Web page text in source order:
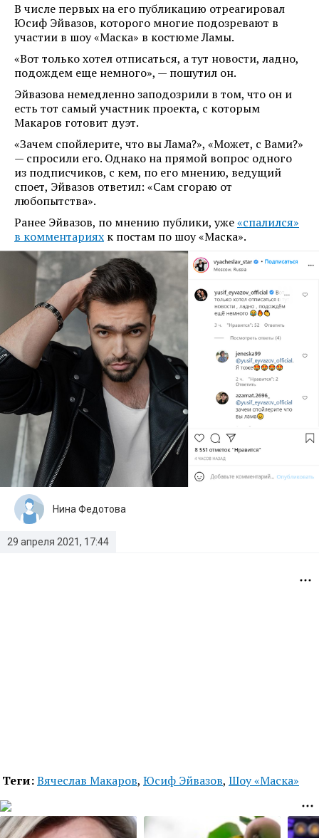
В числе первых на его публикацию отреагировал
Юсиф Эйвазов, которого многие подозревают в
участии в шоу «Маска» в костюме Ламы.
«Вот только хотел отписаться, а тут новости, ладно,
подождем еще немного», — пошутил он.
Эйвазова немедленно заподозрили в том, что он и
есть тот самый участник проекта, с которым
Макаров готовит дуэт.
«Зачем спойлерите, что вы Лама?», «Может, с Вами?»
— спросили его. Однако на прямой вопрос одного
из подписчиков, с кем, по его мнению, ведущий
споет, Эйвазов ответил: «Сам сгораю от
любопытства».
Ранее Эйвазов, по мнению публики, уже«спалился»
в комментариях к постам по шоу «Маска».
29 апреля 2021, 17:44
Нина Федотова
Теги:Вячеслав Макаров, Юсиф Эйвазов, Шоу «Маска»